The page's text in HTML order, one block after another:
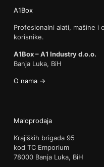
A1Box
Profesionalni alati, mašine i
korisnike.
A1Box – A1 Industry d.o.o.
Banja Luka, BiH
O nama →
Maloprodaja
Krajiških brigada 95
kod TC Emporium
78000 Banja Luka, BiH